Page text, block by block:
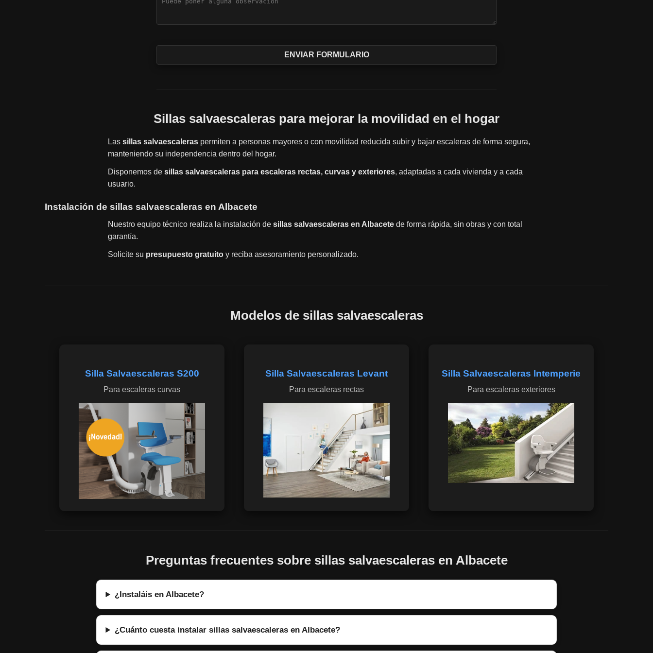
Sillas salvaescaleras para mejorar la movilidad en el hogar
Las sillas salvaescaleras permiten a personas mayores o con movilidad reducida subir y bajar escaleras de forma segura,
manteniendo su independencia dentro del hogar.
Disponemos de sillas salvaescaleras para escaleras rectas, curvas y exteriores, adaptadas a cada vivienda y a cada
usuario.
Instalación de sillas salvaescaleras en Albacete
Nuestro equipo técnico realiza la instalación de sillas salvaescaleras en Albacete de forma rápida, sin obras y con total
garantía.
Solicite su presupuesto gratuito y reciba asesoramiento personalizado.
Modelos de sillas salvaescaleras
Silla Salvaescaleras S200
Para escaleras curvas
Silla Salvaescaleras Levant
Para escaleras rectas
Silla Salvaescaleras Intemperie
Para escaleras exteriores
Preguntas frecuentes sobre sillas salvaescaleras en Albacete
¿Instaláis en Albacete?
¿Cuánto cuesta instalar sillas salvaescaleras en Albacete?